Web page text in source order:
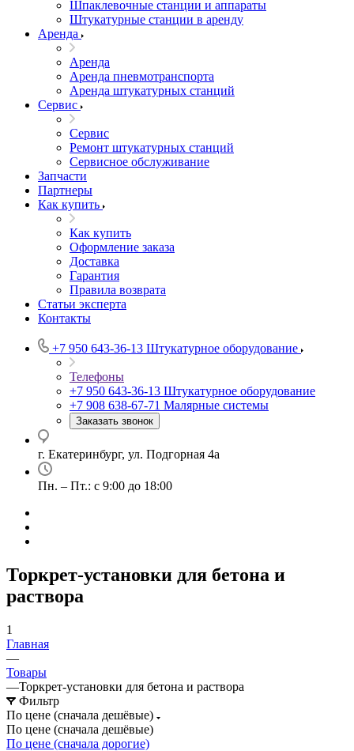
Шпаклевочные станции и аппараты
Штукатурные станции в аренду
Аренда
Аренда
Аренда пневмотранспорта
Аренда штукатурных станций
Сервис
Сервис
Ремонт штукатурных станций
Сервисное обслуживание
Запчасти
Партнеры
Как купить
Как купить
Оформление заказа
Доставка
Гарантия
Правила возврата
Статьи эксперта
Контакты
+7 950 643-36-13 Штукатурное оборудование
Телефоны
+7 950 643-36-13 Штукатурное оборудование
+7 908 638-67-71 Малярные системы
Заказать звонок
г. Екатеринбург, ул. Подгорная 4а
Пн. – Пт.: с 9:00 до 18:00
Торкрет-установки для бетона и
раствора
1
Главная
—
Товары
—Торкрет-установки для бетона и раствора
Фильтр
По цене (сначала дешёвые)
По цене (сначала дешёвые)
По цене (сначала дорогие)